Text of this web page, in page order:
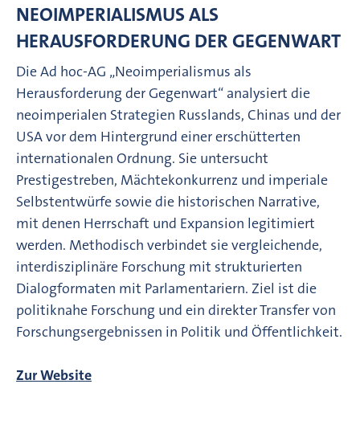
NEOIMPERIALISMUS ALS
HERAUSFORDERUNG DER GEGENWART
Die Ad hoc-AG „Neoimperialismus als
Herausforderung der Gegenwart“ analysiert die
neoimperialen Strategien Russlands, Chinas und der
USA vor dem Hintergrund einer erschütterten
internationalen Ordnung. Sie untersucht
Prestigestreben, Mächtekonkurrenz und imperiale
Selbstentwürfe sowie die historischen Narrative,
mit denen Herrschaft und Expansion legitimiert
werden. Methodisch verbindet sie vergleichende,
interdisziplinäre Forschung mit strukturierten
Dialogformaten mit Parlamentariern. Ziel ist die
politiknahe Forschung und ein direkter Transfer von
Forschungsergebnissen in Politik und Öffentlichkeit.
Zur Website